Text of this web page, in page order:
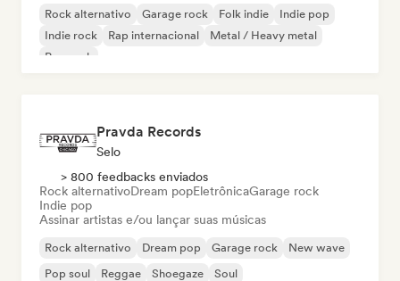
Rock alternativo Garage rock Folk indie
Indie pop
Indie rock
Rap internacional
Metal / Heavy metal
Pop rock
Pravda Records
Selo
> 800 feedbacks enviados
Rock alternativoDream popEletrônicaGarage rock
Indie pop
Assinar artistas e/ou lançar suas músicas
Rock alternativo Dream pop Garage rock
New wave
Pop soul
Reggae Shoegaze Soul